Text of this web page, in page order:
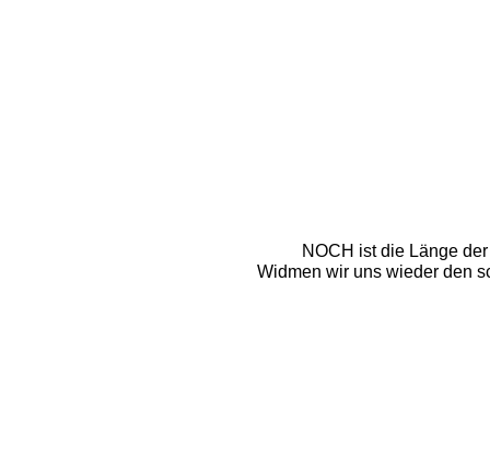
NOCH ist die Länge
Widmen wir uns wieder den